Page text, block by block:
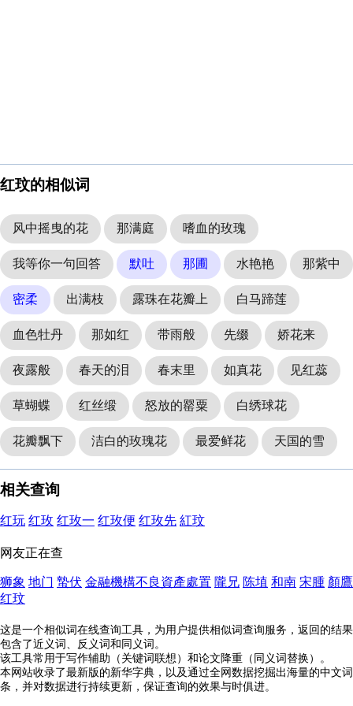
红玟的相似词
风中摇曳的花 那满庭 嗜血的玫瑰
我等你一句回答 默吐 那圃 水艳艳 那紫中
密柔 出满枝 露珠在花瓣上 白马蹄莲
血色牡丹 那如红 带雨般 先缀 娇花来
夜露般 春天的泪 春末里 如真花 见红蕊
草蝴蝶 红丝缎 怒放的罂粟 白绣球花
花瓣飘下 洁白的玫瑰花 最爱鲜花 天国的雪
相关查询
红玩 红玫 红玫一 红玫便 红玫先 紅玟
网友正在查
狮象 地门 蟄伏 金融機構不良資產處置 隴兄 陈埴 和南 宋腫 顏鷹
红玟
这是一个相似词在线查询工具，为用户提供相似词查询服务，返回的结果
包含了近义词、反义词和同义词。
该工具常用于写作辅助（关键词联想）和论文降重（同义词替换）。
本网站收录了最新版的新华字典，以及通过全网数据挖掘出海量的中文词
条，并对数据进行持续更新，保证查询的效果与时俱进。